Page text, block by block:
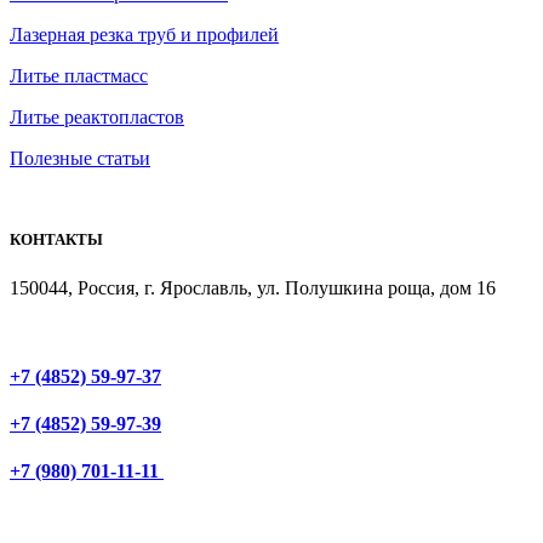
Лазерная резка труб и профилей
Литье пластмасс
Литье реактопластов
Полезные статьи
КОНТАКТЫ
150044, Россия, г. Ярославль, ул. Полушкина роща, дом 16
+7 (4852) 59-97-37
+7 (4852) 59-97-39
+7 (980) 701-11-11